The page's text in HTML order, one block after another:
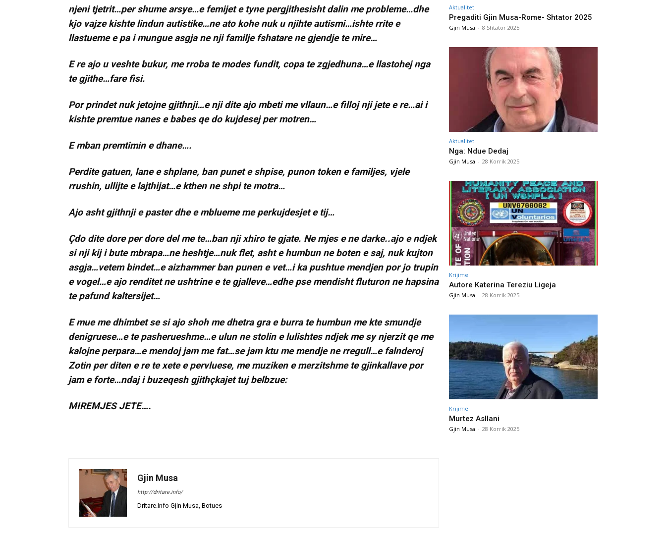
njeni tjetrit…per shume arsye…e femijet e tyne pergjithesisht dalin me probleme…dhe
kjo vajze kishte lindun autistike…ne ato kohe nuk u njihte autismi…ishte rrite e
llastueme e pa i mungue asgja ne nji familje fshatare ne gjendje te mire…
E re ajo u veshte bukur, me rroba te modes fundit, copa te zgjedhuna…e llastohej nga
te gjithe…fare fisi.
Por prindet nuk jetojne gjithnji…e nji dite ajo mbeti me vllaun…e filloj nji jete e re…ai i
kishte premtue nanes e babes qe do kujdesej per motren…
E mban premtimin e dhane….
Perdite gatuen, lane e shplane, ban punet e shpise, punon token e familjes, vjele
rrushin, ullijte e lajthijat…e kthen ne shpi te motra…
Ajo asht gjithnji e paster dhe e mblueme me perkujdesjet e tij…
Çdo dite dore per dore del me te…ban nji xhiro te gjate. Ne mjes e ne darke..ajo e ndjek
si nji kij i bute mbrapa…ne heshtje…nuk flet, asht e humbun ne boten e saj, nuk kujton
asgja…vetem bindet…e aizhammer ban punen e vet…i ka pushtue mendjen por jo trupin
e vogel…e ajo renditet ne ushtrine e te gjalleve…edhe pse mendisht fluturon ne hapsina
te pafund kaltersijet…
E mue me dhimbet se si ajo shoh me dhetra gra e burra te humbun me kte smundje
denigruese…e te pasherueshme…e ulun ne stolin e lulishtes ndjek me sy njerzit qe me
kalojne perpara…e mendoj jam me fat…se jam ktu me mendje ne rregull…e falnderoj
Zotin per diten e re te xete e pervluese, me muziken e merzitshme te gjinkallave por
jam e forte…ndaj i buzeqesh gjithçkajet tuj belbzue:
MIREMJES JETE….
Gjin Musa
http://dritare.info/
Dritare.Info Gjin Musa, Botues
Aktualitet
Pregaditi Gjin Musa-Rome- Shtator 2025
Gjin Musa - 8 Shtator 2025
Aktualitet
Nga: Ndue Dedaj
Gjin Musa - 28 Korrik 2025
Krijime
Autore Katerina Tereziu Ligeja
Gjin Musa - 28 Korrik 2025
Krijime
Murtez Asllani
Gjin Musa - 28 Korrik 2025